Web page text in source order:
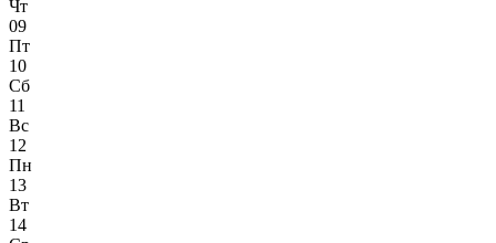
Чт
09
Пт
10
Сб
11
Вс
12
Пн
13
Вт
14